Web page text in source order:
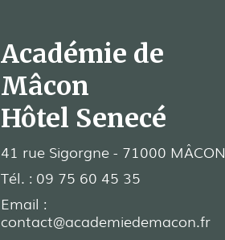
Académie de
Mâcon
Hôtel Senecé
41 rue Sigorgne - 71000 MÂCON
Tél. : 09 75 60 45 35
Email :
contact@academiedemacon.fr